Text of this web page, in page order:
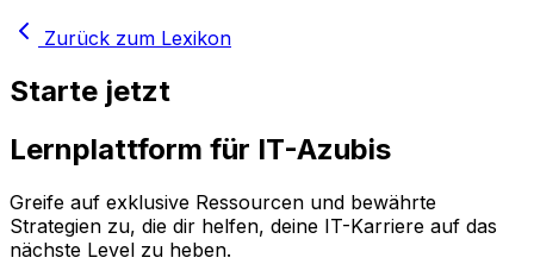
Zurück zum Lexikon
Starte jetzt
Lernplattform für IT-Azubis
Greife auf exklusive Ressourcen und bewährte
Strategien zu, die dir helfen, deine IT-Karriere auf das
nächste Level zu heben.